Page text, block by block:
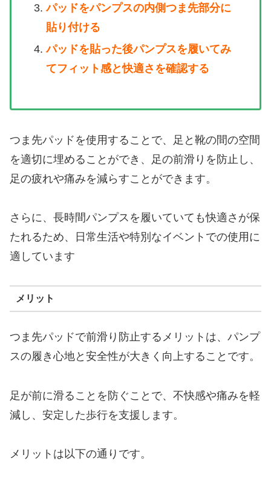
パッドをパンプスの内側つま先部分に
貼り付ける
パッドを貼った後パンプスを履いてみ
てフィット感と快適さを確認する
つま先パッドを使用することで、足と靴の間の空間
を適切に埋めることができ、足の前滑りを防止し、
足の疲れや痛みを減らすことができます。
さらに、長時間パンプスを履いていても快適さが保
たれるため、日常生活や特別なイベントでの使用に
適しています
メリット
つま先パッドで前滑り防止するメリットは、パンプ
スの履き心地と安全性が大きく向上することです。
足が前に滑ることを防ぐことで、不快感や痛みを軽
減し、安定した歩行を支援します。
メリットは以下の通りです。